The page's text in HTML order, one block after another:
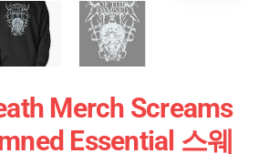
Merch Screams
Essential 스웨